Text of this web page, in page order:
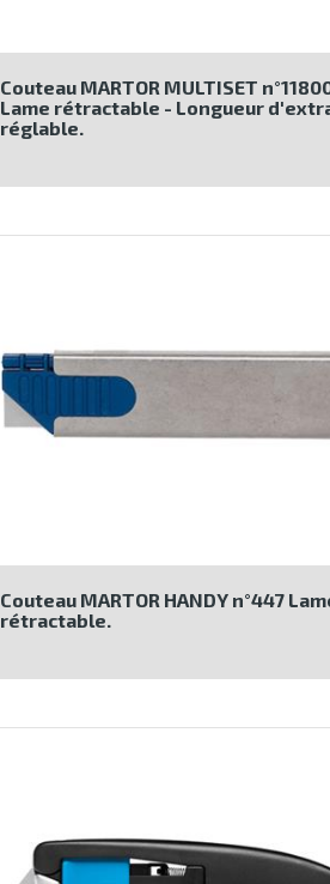
Couteau MARTOR MULTISET
Lame rétractable - Longueur
réglable.
Couteau MARTOR HANDY n°447
rétractable.